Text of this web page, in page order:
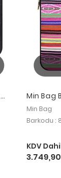
Min Bag
Çantası
Min Bag
Barkodu :
KDV